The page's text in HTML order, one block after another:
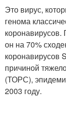
Это вирус,
генома
коронавирусов.
он на 70%
коронавирусов
причиной
(ТОРС),
2003 году.